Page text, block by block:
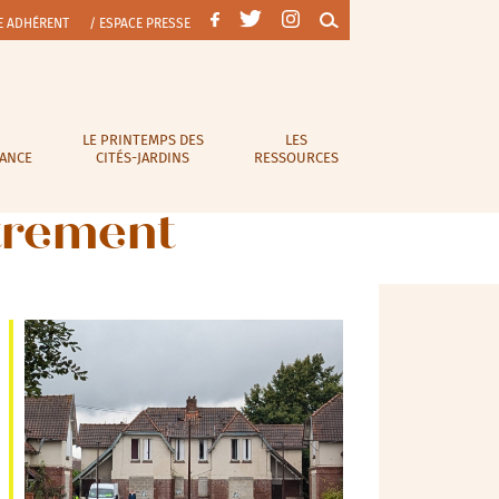
ADHÉRENT / ESPACE PRESSE
LE PRINTEMPS DES
CITÉS-JARDINS
LES
RESSOURCES
Outlook Live